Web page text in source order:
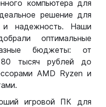
компьютера для
решение для
надежность. Наши
оптимальные
бюджеты: от
тысяч рублей до
AMD Ryzen и
игровой ПК для